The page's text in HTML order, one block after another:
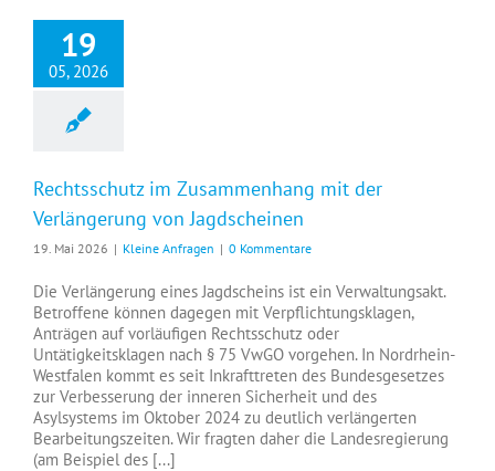
19
05, 2026
Rechtsschutz im Zusammenhang mit der
Verlängerung von Jagdscheinen
19. Mai 2026 | Kleine Anfragen | 0 Kommentare
Die Verlängerung eines Jagdscheins ist ein Verwaltungsakt.
Betroffene können dagegen mit Verpflichtungsklagen,
Anträgen auf vorläufigen Rechtsschutz oder
Untätigkeitsklagen nach § 75 VwGO vorgehen. In Nordrhein-
Westfalen kommt es seit Inkrafttreten des Bundesgesetzes
zur Verbesserung der inneren Sicherheit und des
Asylsystems im Oktober 2024 zu deutlich verlängerten
Bearbeitungszeiten. Wir fragten daher die Landesregierung
(am Beispiel des [...]